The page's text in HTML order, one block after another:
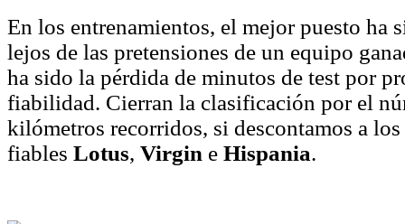
En los entrenamientos, el mejor puesto ha
lejos de las pretensiones de un equipo
ha sido la pérdida de minutos de test por
fiabilidad. Cierran la clasificación por el
kilómetros recorridos, si descontamos a
fiables Lotus, Virgin e Hispania.